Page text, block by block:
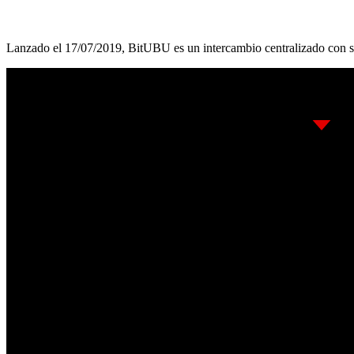
Lanzado el 17/07/2019, BitUBU es un intercambio centralizado con